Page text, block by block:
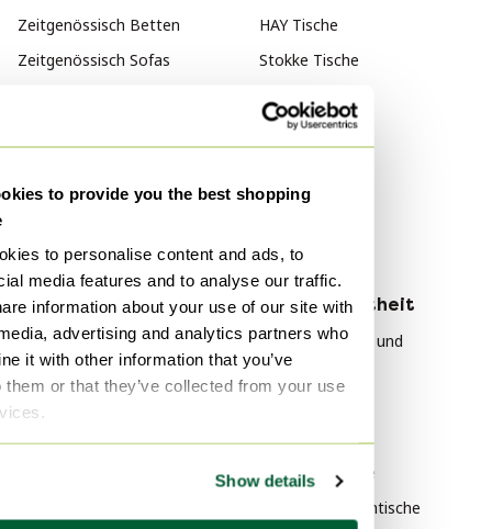
to provide you the best shopping
to personalise content and ads, to
media features and to analyse our traffic.
information about your use of our site with
advertising and analytics partners who
it with other information that you’ve
them or that they’ve collected from your use
Show details
Zeitgenössisch Betten
Zeitgenössisch Sofas
Zeitgenössisch Schränke
HAY Tische
Stokke Tische
Nach Stil
Vintage Tische
Retro Tische
Nach Material
Holz Tische
Metall Tische
Glas Tische
Nach Beliebtheit
Giorgetti Stühle und
Loungesessel
HAY Tische
Plexiglas Tische
Vitra Bürostühle
Rolf Benz Couchtische